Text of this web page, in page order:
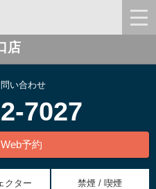
店
い合わせ
7027
予約
クター 禁煙 / 喫煙